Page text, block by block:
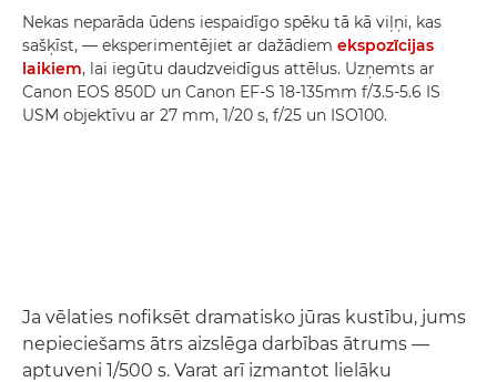
Nekas neparāda ūdens iespaidīgo spēku tā kā viļņi, kas
sašķīst, — eksperimentējiet ar dažādiem ekspozīcijas
laikiem, lai iegūtu daudzveidīgus attēlus. Uzņemts ar
Canon EOS 850D un Canon EF-S 18-135mm f/3.5-5.6 IS
USM objektīvu ar 27 mm, 1/20 s, f/25 un ISO100.
Ja vēlaties nofiksēt dramatisko jūras kustību, jums
nepieciešams ātrs aizslēga darbības ātrums —
aptuveni 1/500 s. Varat arī izmantot lielāku